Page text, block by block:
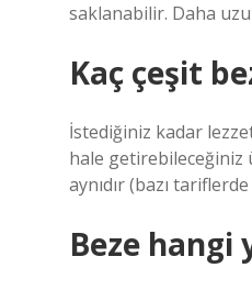
saklanabilir. Daha
Kaç çeşit
İstediğiniz kadar
hale getirebileceğiniz
aynıdır (bazı
Beze hangi